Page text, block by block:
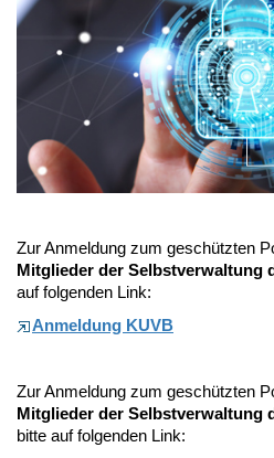
Zur Anmeldung zum geschützten
Mitglieder der Selbstverwaltung
auf folgenden Link:
Anmeldung KUVB
Zur Anmeldung zum geschützten
Mitglieder der Selbstverwaltung
bitte auf folgenden Link: